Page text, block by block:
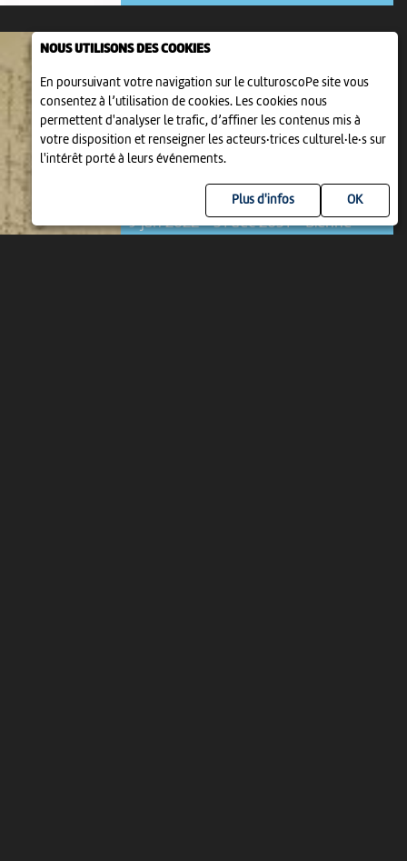
NOUS UTILISONS DES COOKIES
En poursuivant votre navigation sur le culturoscoPe site vous
consentez à l’utilisation de cookies. Les cookies nous
permettent d'analyser le trafic, d’affiner les contenus mis à
votre disposition et renseigner les acteurs·trices culturel·le·s sur
l'intérêt porté à leurs événements.
Plus d'infos
LES LETTRES DE ROBERT WALSER
9 jan 2022 > 31 déc 2031-Bienne